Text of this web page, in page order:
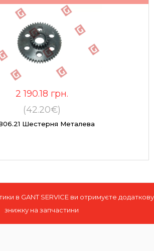
2 190.18 грн.
(42.20€)
Шестерня Металева
в GANT SERVICE ви отримуєте додаткову
знижку на запчастини